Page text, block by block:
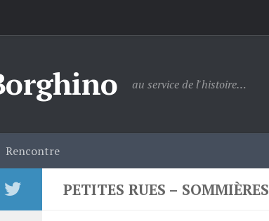
au service de l'histoire…
Rencontre
PETITES RUES – SOMMIÈRES